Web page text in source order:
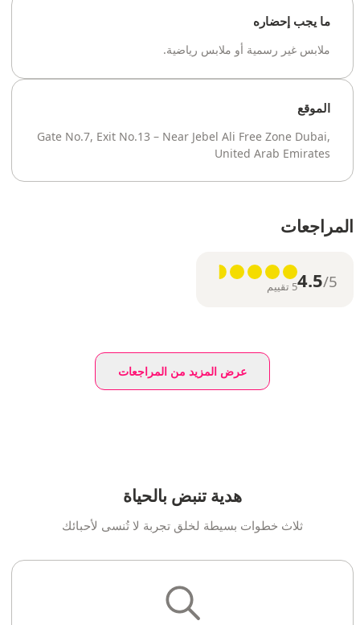
ما يجب إحضاره
ملابس غير رسمية أو ملابس رياضية.
الموقع
Gate No.7, Exit No.13 – Near Jebel Ali Free Zone Dubai,
United Arab Emirates
المراجعات
4.5/5 5 تقييم
عرض المزيد من المراجعات
هدية تنبض بالحياة
ثلاث خطوات بسيطة لخلق تجربة لا تُنسى لأحبائك